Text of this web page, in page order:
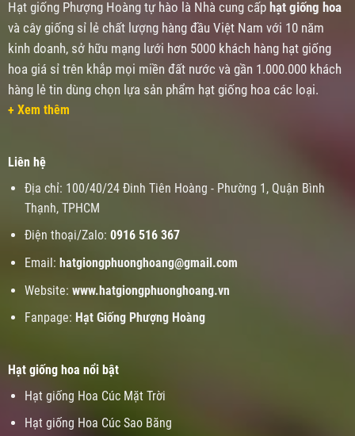
Hạt giống Phượng Hoàng tự hào là Nhà cung cấp hạt giống hoa
và cây giống sỉ lẻ chất lượng hàng đầu Việt Nam với 10 năm
kinh doanh, sở hữu mạng lưới hơn 5000 khách hàng hạt giống
hoa giá sỉ trên khắp mọi miền đất nước và gần 1.000.000 khách
hàng lẻ tin dùng chọn lựa sản phẩm hạt giống hoa các loại.
+ Xem thêm
Liên hệ
Địa chỉ: 100/40/24 Đinh Tiên Hoàng - Phường 1, Quận Bình
Thạnh, TPHCM
Điện thoại/Zalo: 0916 516 367
Email: hatgiongphuonghoang@gmail.com
Website: www.hatgiongphuonghoang.vn
Fanpage: Hạt Giống Phượng Hoàng
Hạt giống hoa nổi bật
Hạt giống Hoa Cúc Mặt Trời
Hạt giống Hoa Cúc Sao Băng